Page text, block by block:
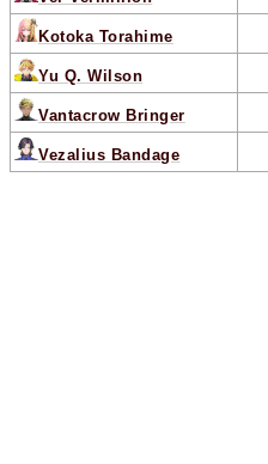
Kotoka Torahime
Yu Q. Wilson
Vantacrow Bringer
Vezalius Bandage